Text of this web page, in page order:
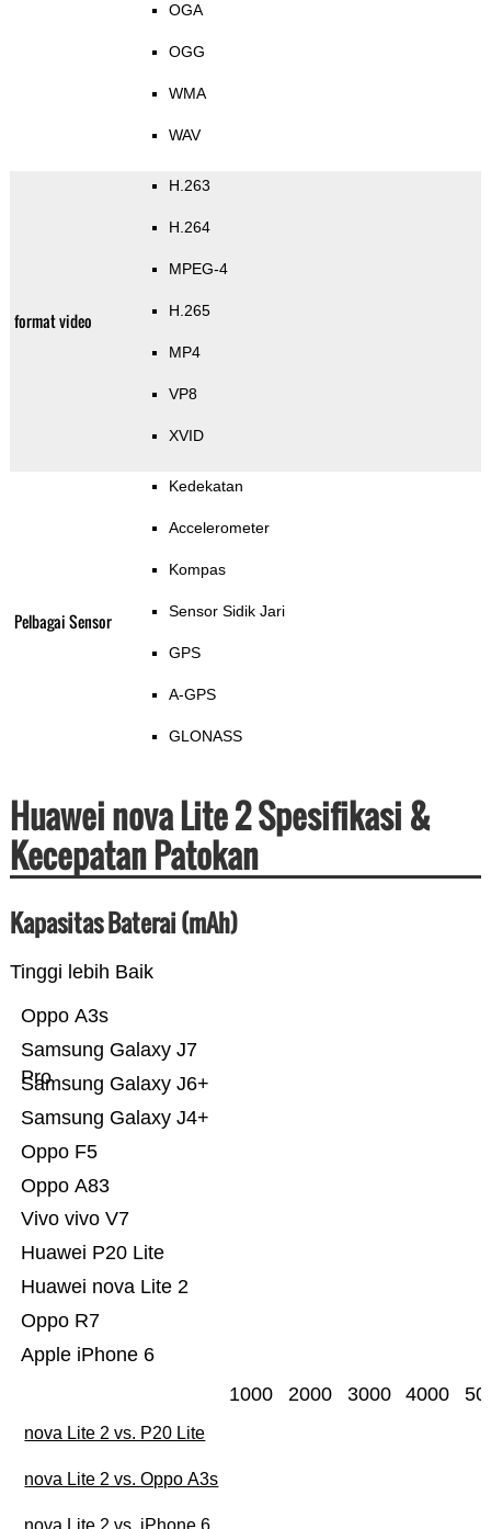
OGA
OGG
WMA
WAV
format video
H.263
H.264
MPEG-4
H.265
MP4
VP8
XVID
Pelbagai Sensor
Kedekatan
Accelerometer
Kompas
Sensor Sidik Jari
GPS
A-GPS
GLONASS
Huawei nova Lite 2 Spesifikasi &
Kecepatan Patokan
Kapasitas Baterai (mAh)
Tinggi lebih Baik
Apple iPhone 6
Oppo R7
Huawei nova Lite 2
Huawei P20 Lite
Vivo vivo V7
Oppo A83
Oppo F5
Samsung Galaxy J4+
Samsung Galaxy J6+
Samsung Galaxy J7
Pro
Oppo A3s
1000 2000 3000 4000
nova Lite 2 vs. P20 Lite
nova Lite 2 vs. Oppo A3s
nova Lite 2 vs. iPhone 6